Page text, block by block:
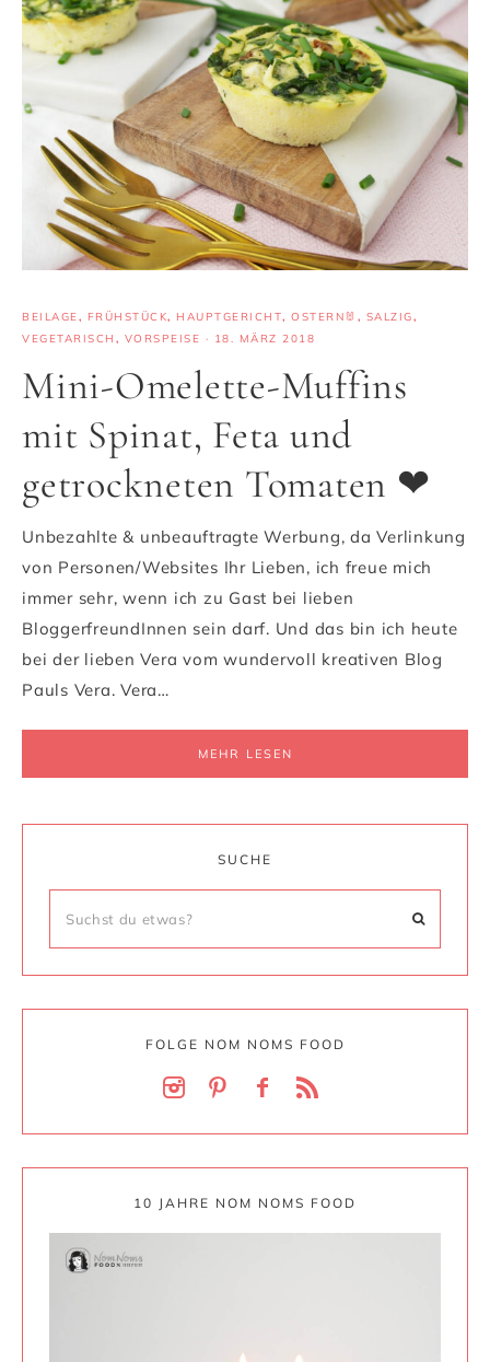
BEILAGE, FRÜHSTÜCK, HAUPTGERICHT, OSTERN🐰 , SALZIG,
VEGETARISCH , VORSPEISE · 18. MÄRZ 2018
Mini-Omelette-Muffins
mit Spinat, Feta und
getrockneten Tomaten ❤
Unbezahlte & unbeauftragte Werbung, da Verlinkung
von Personen/Websites Ihr Lieben, ich freue mich
immer sehr, wenn ich zu Gast bei lieben
BloggerfreundInnen sein darf. Und das bin ich heute
bei der lieben Vera vom wundervoll kreativen Blog
Pauls Vera. Vera…
MEHR LESEN
SUCHE
FOLGE NOM NOMS FOOD
10 JAHRE NOM NOMS FOOD